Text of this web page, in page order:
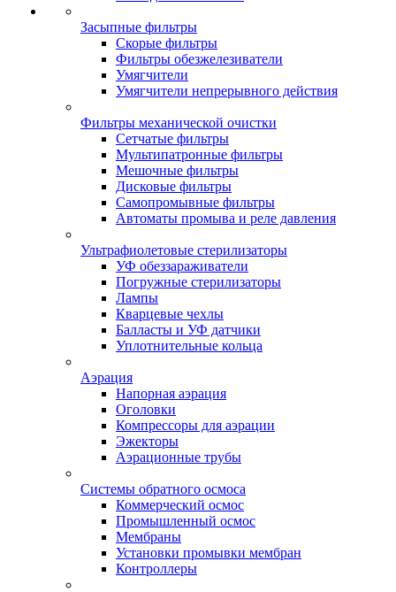
Засыпные фильтры
Скорые фильтры
Фильтры обезжелезиватели
Умягчители
Умягчители непрерывного действия
Фильтры механической очистки
Сетчатые фильтры
Мультипатронные фильтры
Мешочные фильтры
Дисковые фильтры
Самопромывные фильтры
Автоматы промыва и реле давления
Ультрафиолетовые стерилизаторы
УФ обеззараживатели
Погружные стерилизаторы
Лампы
Кварцевые чехлы
Балласты и УФ датчики
Уплотнительные кольца
Аэрация
Напорная аэрация
Оголовки
Компрессоры для аэрации
Эжекторы
Аэрационные трубы
Системы обратного осмоса
Коммерческий осмос
Промышленный осмос
Мембраны
Установки промывки мембран
Контроллеры